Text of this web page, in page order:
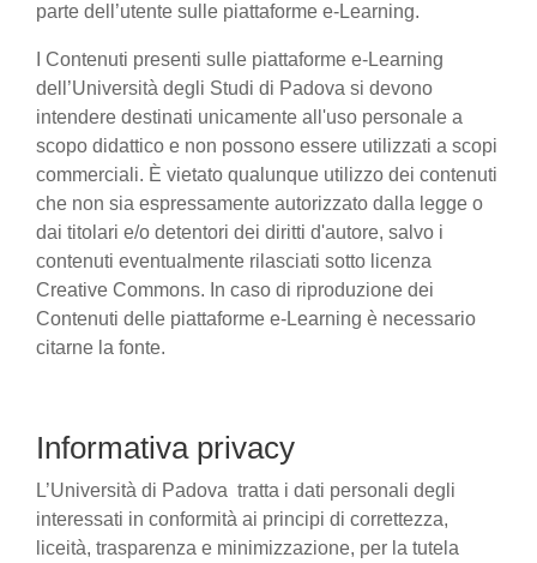
parte dell’utente sulle piattaforme e-Learning.
I Contenuti presenti sulle piattaforme e-Learning
dell’Università degli Studi di Padova si devono
intendere destinati unicamente all'uso personale a
scopo didattico e non possono essere utilizzati a scopi
commerciali. È vietato qualunque utilizzo dei contenuti
che non sia espressamente autorizzato dalla legge o
dai titolari e/o detentori dei diritti d'autore, salvo i
contenuti eventualmente rilasciati sotto licenza
Creative Commons. In caso di riproduzione dei
Contenuti delle piattaforme e-Learning è necessario
citarne la fonte.
Informativa privacy
L’Università di Padova tratta i dati personali degli
interessati in conformità ai principi di correttezza,
liceità, trasparenza e minimizzazione, per la tutela